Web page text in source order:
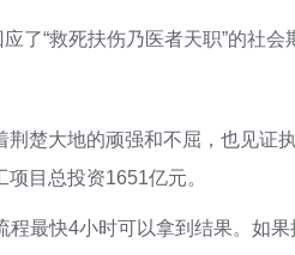
了“救死扶伤乃医者天职”的社会
楚大地的顽强和不屈，也见
目总投资1651亿元。
最快4小时可以拿到结果。如